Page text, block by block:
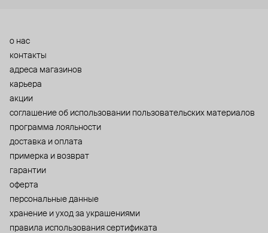
о нас
контакты
адреса магазинов
карьера
акции
cоглашение об использовании пользовательских материалов
программа лояльности
доставка и оплата
примерка и возврат
гарантии
оферта
персональные данные
хранение и уход за украшениями
правила использования сертификата